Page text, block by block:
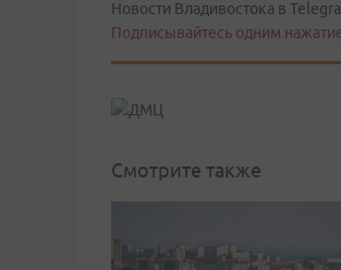
Новости Владивостока в
Подписывайтесь одним
Смотрите также